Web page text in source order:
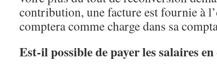
contribution, une facture est fournie à
comptera comme charge dans sa
Est-il possible de payer les salaires en